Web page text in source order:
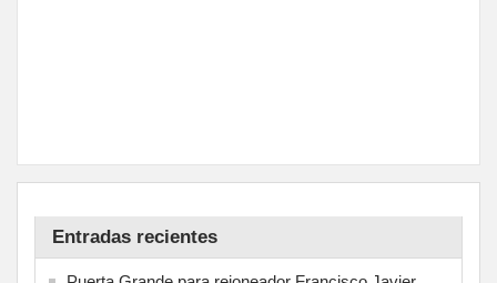
Entradas recientes